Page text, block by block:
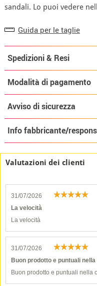
sandali. Lo puoi vedere
Guida per le taglie
Spedizioni & Resi
Modalità di pagamento
Avviso di sicurezza
Info fabbricante/
Valutazioni dei clienti
31/07/2026
La velocità
La velocità
31/07/2026
Buon prodotto e puntuali
Buon prodotto e puntuali nella